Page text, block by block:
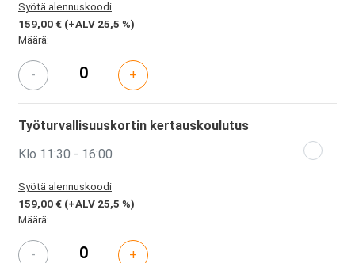
Syötä alennuskoodi
159,00 € (+ALV 25,5 %)
Määrä:
- +
Työturvallisuuskortin kertauskoulutus
Klo 11:30 - 16:00
Syötä alennuskoodi
159,00 € (+ALV 25,5 %)
Määrä:
- +